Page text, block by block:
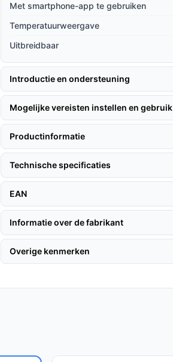
Met smartphone-app te gebruiken
Temperatuurweergave
Uitbreidbaar
Introductie en ondersteuning
Mogelijke vereisten instellen en gebruik
Productinformatie
Technische specificaties
EAN
Informatie over de fabrikant
Overige kenmerken